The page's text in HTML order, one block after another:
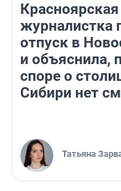
Красноярская
журналистка
отпуск в
и объяснила,
споре о
Сибири нет
Татьяна